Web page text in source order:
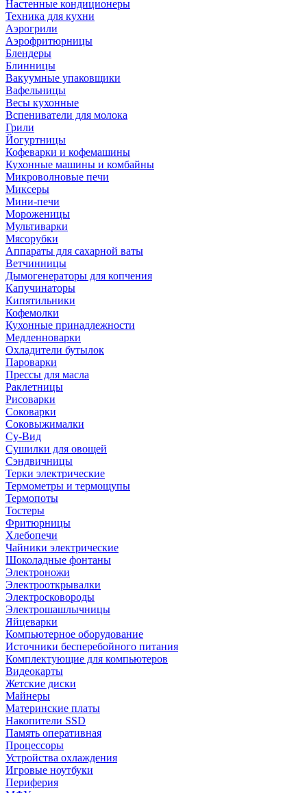
Настенные кондиционеры
Техника для кухни
Аэрогрили
Аэрофритюрницы
Блендеры
Блинницы
Вакуумные упаковщики
Вафельницы
Весы кухонные
Вспениватели для молока
Грили
Йогуртницы
Кофеварки и кофемашины
Кухонные машины и комбайны
Микроволновые печи
Миксеры
Мини-печи
Мороженицы
Мультиварки
Мясорубки
Аппараты для сахарной ваты
Ветчинницы
Дымогенераторы для копчения
Капучинаторы
Кипятильники
Кофемолки
Кухонные принадлежности
Медленноварки
Охладители бутылок
Пароварки
Прессы для масла
Раклетницы
Рисоварки
Соковарки
Соковыжималки
Су-Вид
Сушилки для овощей
Сэндвичницы
Терки электрические
Термометры и термощупы
Термопоты
Тостеры
Фритюрницы
Хлебопечи
Чайники электрические
Шоколадные фонтаны
Электроножи
Электрооткрывалки
Электросковороды
Электрошашлычницы
Яйцеварки
Компьютерное оборудование
Источники бесперебойного питания
Комплектующие для компьютеров
Видеокарты
Жетские диски
Майнеры
Материнские платы
Накопители SSD
Память оперативная
Процессоры
Устройства охлаждения
Игровые ноутбуки
Периферия